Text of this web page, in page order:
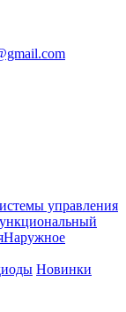
управления
Наружное
Новинки